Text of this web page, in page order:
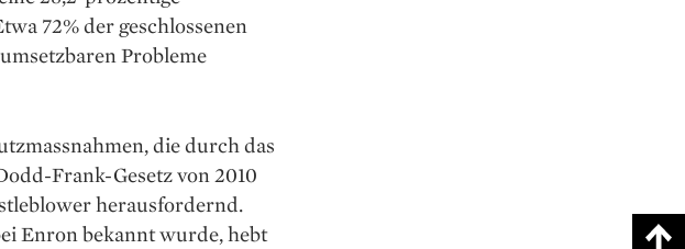
72% der geschlossenen
Probleme
die durch das
Frank-Gesetz von 2010
herausfordernd.
Enron bekannt wurde, hebt